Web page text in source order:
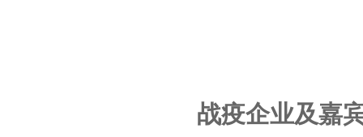
战疫企业及嘉